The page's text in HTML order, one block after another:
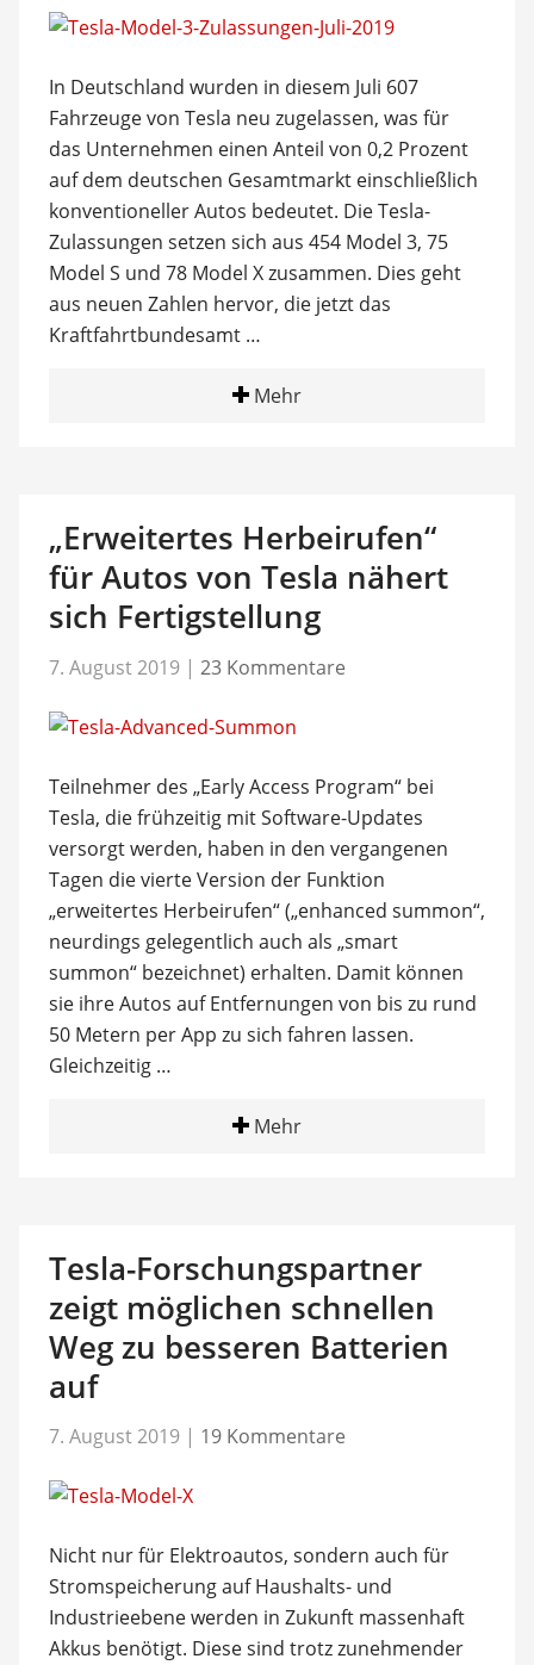
In Deutschland wurden in diesem Juli 607
Fahrzeuge von Tesla neu zugelassen, was für
das Unternehmen einen Anteil von 0,2 Prozent
auf dem deutschen Gesamtmarkt einschließlich
konventioneller Autos bedeutet. Die Tesla-
Zulassungen setzen sich aus 454 Model 3, 75
Model S und 78 Model X zusammen. Dies geht
aus neuen Zahlen hervor, die jetzt das
Kraftfahrtbundesamt …
Mehr
„Erweitertes Herbeirufen“
für Autos von Tesla nähert
sich Fertigstellung
7. August 2019 | 23 Kommentare
Teilnehmer des „Early Access Program“ bei
Tesla, die frühzeitig mit Software-Updates
versorgt werden, haben in den vergangenen
Tagen die vierte Version der Funktion
„erweitertes Herbeirufen“ („enhanced summon“,
neurdings gelegentlich auch als „smart
summon“ bezeichnet) erhalten. Damit können
sie ihre Autos auf Entfernungen von bis zu rund
50 Metern per App zu sich fahren lassen.
Gleichzeitig …
Mehr
Tesla-Forschungspartner
zeigt möglichen schnellen
Weg zu besseren Batterien
auf
7. August 2019 | 19 Kommentare
Nicht nur für Elektroautos, sondern auch für
Stromspeicherung auf Haushalts- und
Industrieebene werden in Zukunft massenhaft
Akkus benötigt. Diese sind trotz zunehmender